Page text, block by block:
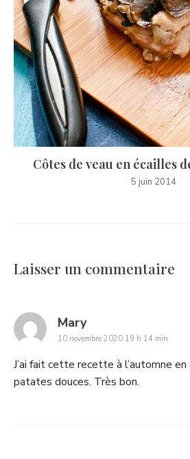
Côtes de veau en écailles
5 juin 2014
Laisser un commentaire
Marysays:
10 novembre 2020 19 h 14 min
J’ai fait cette recette à l’automne
patates douces. Très bon.